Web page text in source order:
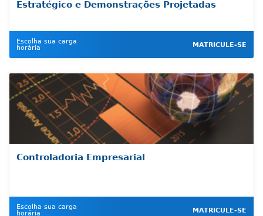
Estratégico e Demonstrações Projetadas
Escolha sua carga
horária
MATRICULE-SE
Controladoria Empresarial
Escolha sua carga
horária
MATRICULE-SE